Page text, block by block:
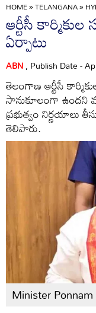
HOME»TELANGANA»
ఆర్టీసీ
ఏర్పాటు
ABN, Publish Date -
తెలంగాణ ఆర్టీసీ
సానుకూలంగా ఉందని
ప్రభుత్వం నిర్ణయాలు
తెలిపారు.
Minister